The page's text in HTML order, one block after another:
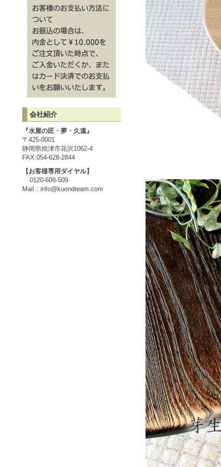
会社紹介
『水屋の匠・夢・久遠』
〒425-0001
静岡県焼津市花沢1062-4
FAX:054-628-2844
【お客様専用ダイヤル】
0120-608-509
Mail： info@kuondream.com